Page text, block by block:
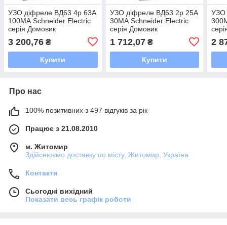
УЗО діфреле ВД63 4р 63A
100МА Schneider Electric
серія Домовик
3 200,76 ₴
Купити
УЗО діфреле ВД63 2р 25A
30МА Schneider Electric
серія Домовик
1 712,07₴
Купити
УЗО
2
Про нас
100% позитивних з 497 відгуків за рік
Працює з 21.08.2010
м. Житомир
Здійснюємо доставку по місту, Житомир, Україна
Контакти
Сьогодні вихідний
Показати весь графік роботи